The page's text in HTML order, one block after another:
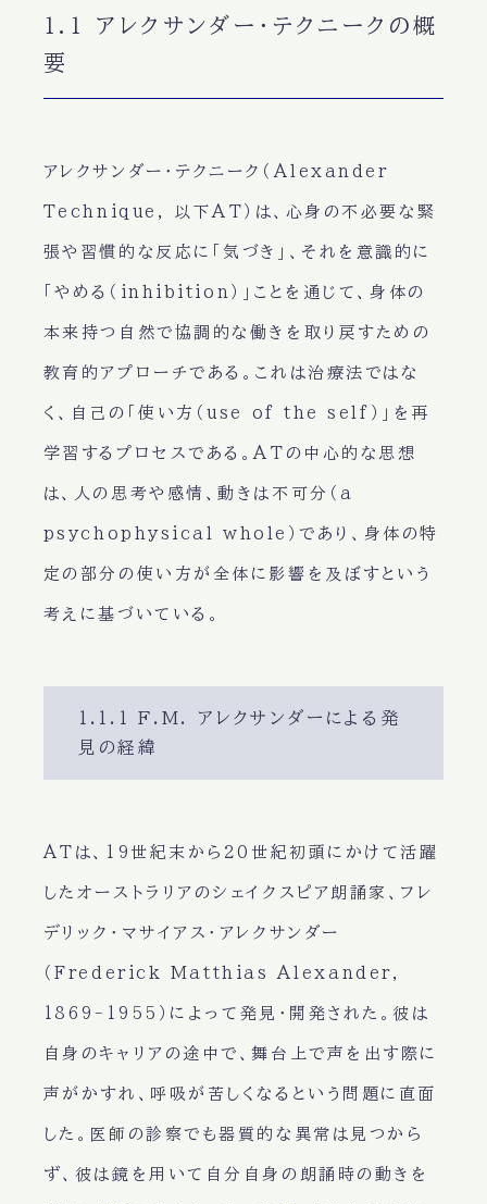
1.1 アレクサンダー・テクニークの概
要
アレクサンダー・テクニーク（Alexander
Technique, 以下AT）は、心身の不必要な緊
張や習慣的な反応に「気づき」、それを意識的に
「やめる（inhibition）」ことを通じて、身体の
本来持つ自然で協調的な働きを取り戻すための
教育的アプローチである。これは治療法ではな
く、自己の「使い方（use of the self）」を再
学習するプロセスである。ATの中心的な思想
は、人の思考や感情、動きは不可分（a
psychophysical whole）であり、身体の特
定の部分の使い方が全体に影響を及ぼすという
考えに基づいている。
1.1.1 F.M. アレクサンダーによる発
見の経緯
ATは、19世紀末から20世紀初頭にかけて活躍
したオーストラリアのシェイクスピア朗誦家、フレ
デリック・マサイアス・アレクサンダー
（Frederick Matthias Alexander,
1869-1955）によって発見・開発された。彼は
自身のキャリアの途中で、舞台上で声を出す際に
声がかすれ、呼吸が苦しくなるという問題に直面
した。医師の診察でも器質的な異常は見つから
ず、彼は鏡を用いて自分自身の朗誦時の動きを